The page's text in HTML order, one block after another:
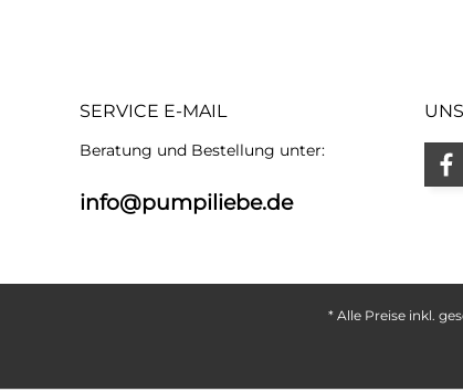
SERVICE E-MAIL
Beratung und Bestellung unter:
info@pumpiliebe.de
* Alle Preise inkl.